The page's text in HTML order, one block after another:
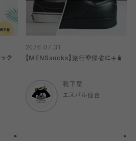
2026.07.31
【MENSsocks】旅行や帰省に✈️🧳
靴下屋
エスパル仙台